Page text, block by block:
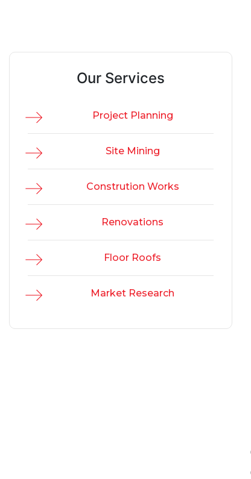
Our Services
Project Planning
Site Mining
Constrution Works
Renovations
Floor Roofs
Market Research